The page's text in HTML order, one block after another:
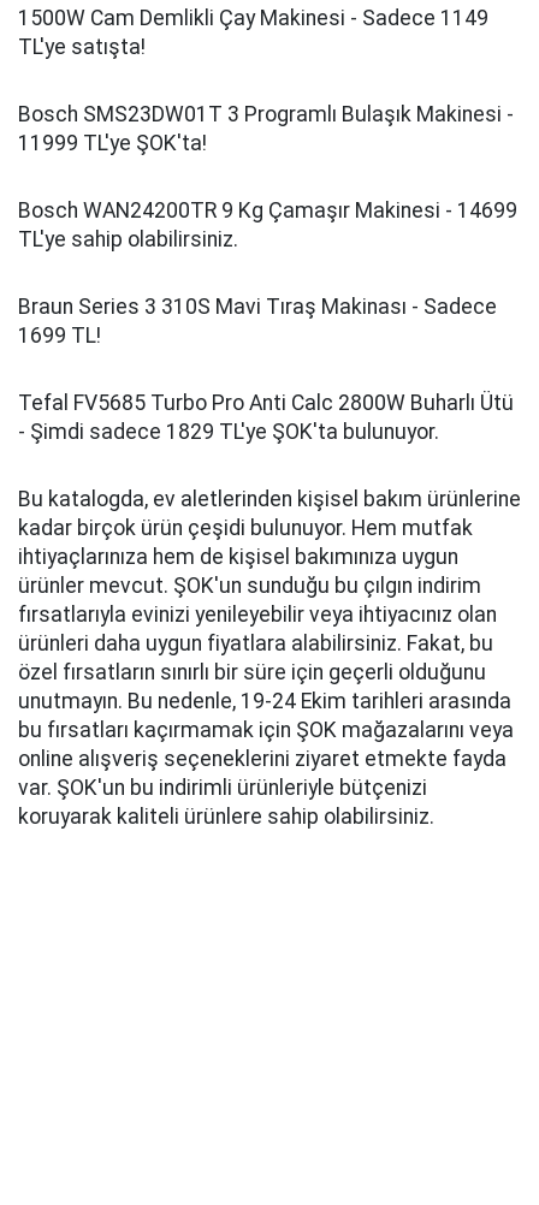
1500W Cam Demlikli Çay Makinesi - Sadece 1149
TL'ye satışta!
Bosch SMS23DW01T 3 Programlı Bulaşık Makinesi -
11999 TL'ye ŞOK'ta!
Bosch WAN24200TR 9 Kg Çamaşır Makinesi - 14699
TL'ye sahip olabilirsiniz.
Braun Series 3 310S Mavi Tıraş Makinası - Sadece
1699 TL!
Tefal FV5685 Turbo Pro Anti Calc 2800W Buharlı Ütü
- Şimdi sadece 1829 TL'ye ŞOK'ta bulunuyor.
Bu katalogda, ev aletlerinden kişisel bakım ürünlerine
kadar birçok ürün çeşidi bulunuyor. Hem mutfak
ihtiyaçlarınıza hem de kişisel bakımınıza uygun
ürünler mevcut. ŞOK'un sunduğu bu çılgın indirim
fırsatlarıyla evinizi yenileyebilir veya ihtiyacınız olan
ürünleri daha uygun fiyatlara alabilirsiniz. Fakat, bu
özel fırsatların sınırlı bir süre için geçerli olduğunu
unutmayın. Bu nedenle, 19-24 Ekim tarihleri arasında
bu fırsatları kaçırmamak için ŞOK mağazalarını veya
online alışveriş seçeneklerini ziyaret etmekte fayda
var. ŞOK'un bu indirimli ürünleriyle bütçenizi
koruyarak kaliteli ürünlere sahip olabilirsiniz.